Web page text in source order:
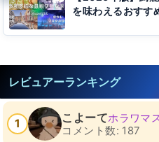
を味わえるおすす
レビュアーランキング
1 こよーてホラワマ
コメント数: 187